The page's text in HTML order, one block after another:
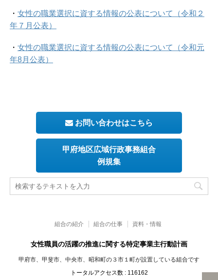
・ 女性の職業選択に資する情報の公表について（令和２
年７月公表）
・ 女性の職業選択に資する情報の公表について（令和元
年8月公表）
お問い合わせはこちら
甲府地区広域行政事務組合
例規集
組合の紹介 組合の仕事 資料・情報
女性職員の活躍の推進に関する特定事業主行動計画
甲府市、甲斐市、中央市、昭和町の３市１町が設置している組合です
トータルアクセス数 : 116162